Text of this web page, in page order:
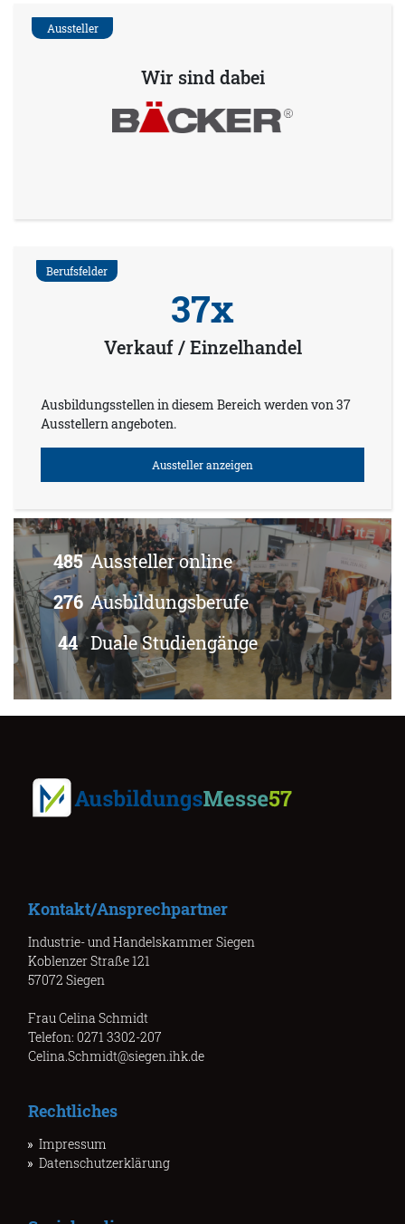
Aussteller
Wir sind dabei
Berufsfelder
37x
Verkauf / Einzelhandel
Ausbildungsstellen in diesem Bereich werden von 37
Ausstellern angeboten.
Aussteller anzeigen
485Aussteller online
276 Ausbildungsberufe
44 Duale Studiengänge
Kontakt/Ansprechpartner
Industrie- und Handelskammer Siegen
Koblenzer Straße 121
57072 Siegen
Frau Celina Schmidt
Telefon: 0271 3302-207
Celina.Schmidt@siegen.ihk.de
Rechtliches
Impressum
Datenschutzerklärung